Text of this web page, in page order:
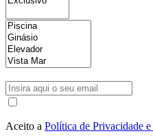
Aceito a Política de Privacidade